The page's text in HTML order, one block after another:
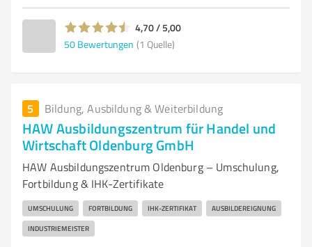
4,70 / 5,00
50 Bewertungen (1 Quelle)
5 Bildung, Ausbildung & Weiterbildung
HAW Ausbildungszentrum für Handel und
Wirtschaft Oldenburg GmbH
HAW Ausbildungszentrum Oldenburg – Umschulung,
Fortbildung & IHK-Zertifikate
UMSCHULUNG FORTBILDUNG IHK-ZERTIFIKAT AUSBILDEREIGNUNG
INDUSTRIEMEISTER